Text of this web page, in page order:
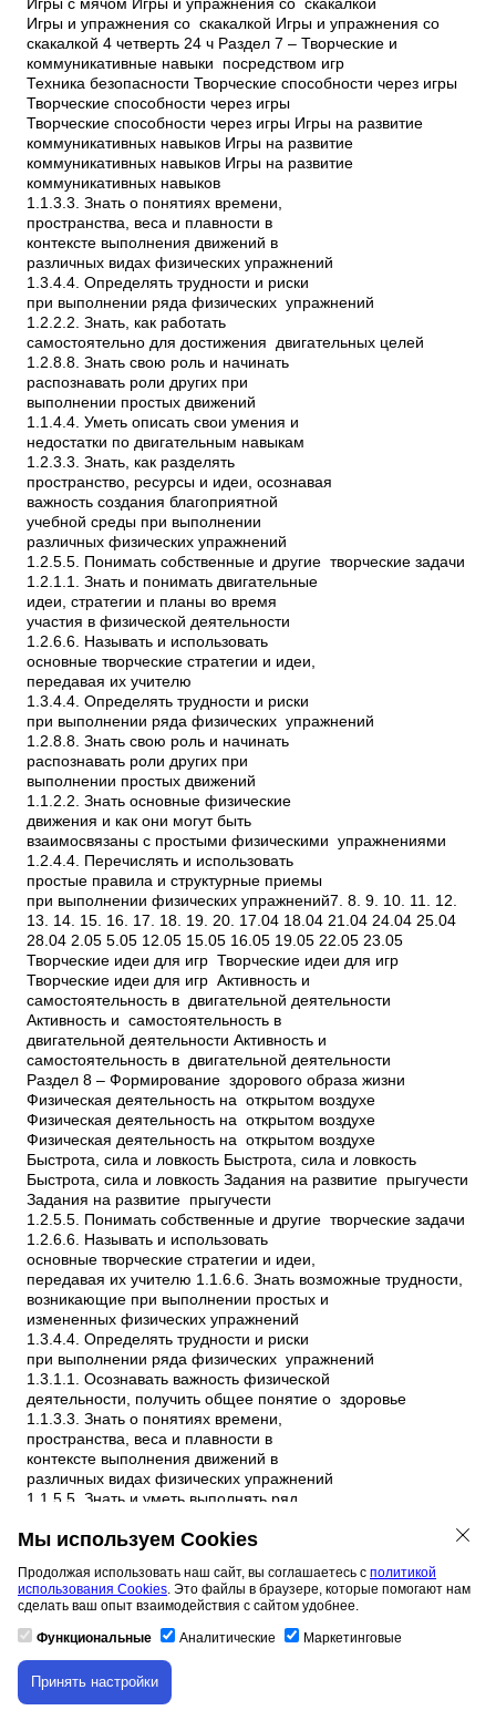
Скачивание материала доступно только для
авторизованных пользователей.
Мы используем Cookies
Продолжая использовать наш сайт, вы соглашаетесь с политикой
использования Cookies. Это файлы в браузере, которые помогают нам
сделать ваш опыт взаимодействия с сайтом удобнее.
Функциональные Аналитические Маркетинговые
Принять настройки